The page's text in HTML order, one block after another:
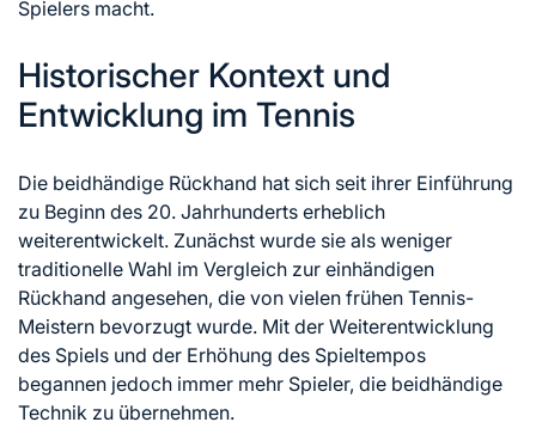
Spielers macht.
Historischer Kontext und
Entwicklung im Tennis
Die beidhändige Rückhand hat sich seit ihrer Einführung
zu Beginn des 20. Jahrhunderts erheblich
weiterentwickelt. Zunächst wurde sie als weniger
traditionelle Wahl im Vergleich zur einhändigen
Rückhand angesehen, die von vielen frühen Tennis-
Meistern bevorzugt wurde. Mit der Weiterentwicklung
des Spiels und der Erhöhung des Spieltempos
begannen jedoch immer mehr Spieler, die beidhändige
Technik zu übernehmen.